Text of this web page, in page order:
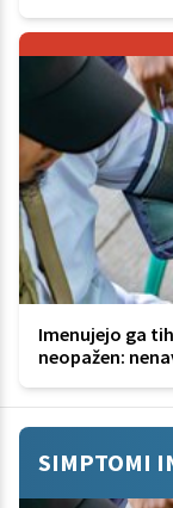
Imenujejo ga
neopažen:
SIMPTOMI